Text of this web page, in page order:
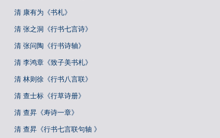
清 康有为《书札》
清 张之洞《行书七言诗》
清 张问陶《行书诗轴》
清 李鸿章《致子美书札》
清 林则徐《行书八言联》
清 查士标《行草诗册》
清 查昇《寿诗一章》
清 查昇《行书七言联句轴 》